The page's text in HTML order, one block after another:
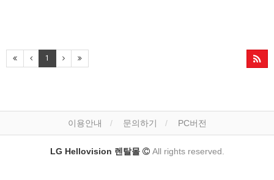
1
이용안내 문의하기 PC버전
LG Hellovision 렌탈몰 All rights reserved.